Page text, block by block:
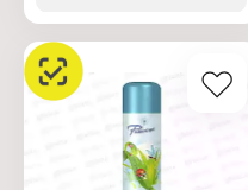
Бренд: Do-Re-Mi
Тип товара: Освежитель
воздуха
Название: "Лимон"
Форма выпуска:
Объем: 350 мл